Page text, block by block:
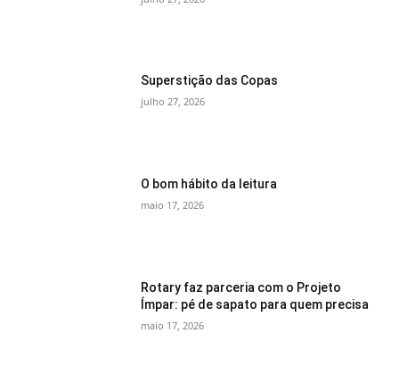
Superstição das Copas
julho 27, 2026
O bom hábito da leitura
maio 17, 2026
Rotary faz parceria com o Projeto
Ímpar: pé de sapato para quem precisa
maio 17, 2026